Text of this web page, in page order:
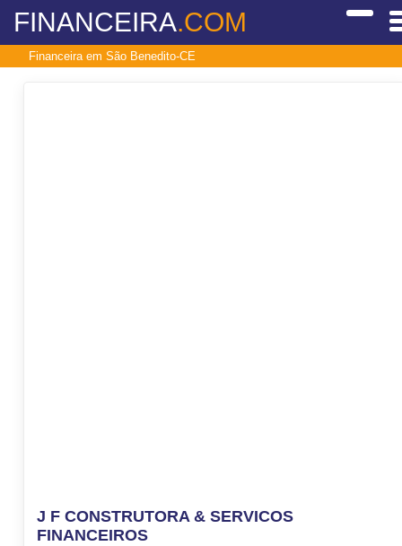
FINANCEIRA.COM
Financeira em São Benedito-CE
J F CONSTRUTORA & SERVICOS
FINANCEIROS